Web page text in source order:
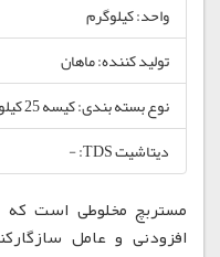
واحد: کیلوگرم
تولید کننده: ماهان
نوع بسته بندی: کیسه 25 کیلوگرمی
دیتاشیت TDS: -
مستربچ مخلوطی است که
افزودنی و عامل